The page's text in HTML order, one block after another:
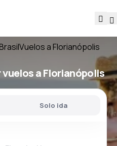
Vuelos a Florianópolis
a Florianópolis
Solo ida